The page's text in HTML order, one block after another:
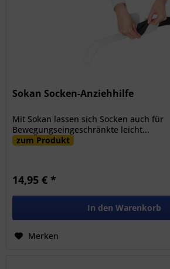
Sokan Socken-Anziehhilfe
Mit Sokan lassen sich Socken auch für
Bewegungseingeschränkte leicht...
zum Produkt
14,95 € *
In den Warenkorb
Merken